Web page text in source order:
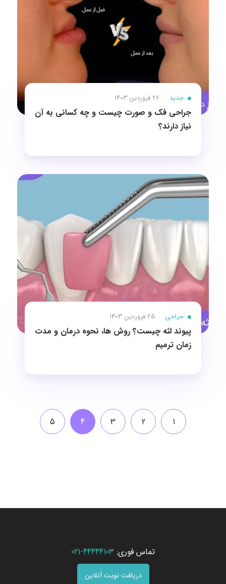
جدید 26 فروردین 1403
جراحی فک و صورت چیست و چه کسانی به آن
نیاز دارند؟
جراحی 25 فروردین 1403
پیوند لثه چیست؟ روش ها، نحوه درمان و مدت
زمان ترمیم
1
2
3
4
5
تماس فوری: 44444103-021
دریافت نوبت آنلاین